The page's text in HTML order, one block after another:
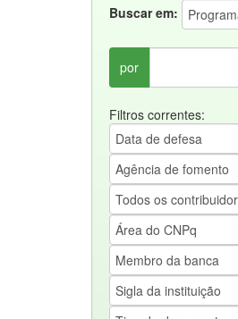
Buscar em:
por
Filtros correntes: